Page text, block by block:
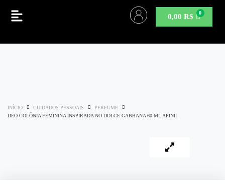
0,00R$
INÍCIO CUIDADOS PESSOAIS
PERFUME
DEO COLÔNIA FEMININA INSPIRADA NO DOLCE GABBANA 60 ML APINIL